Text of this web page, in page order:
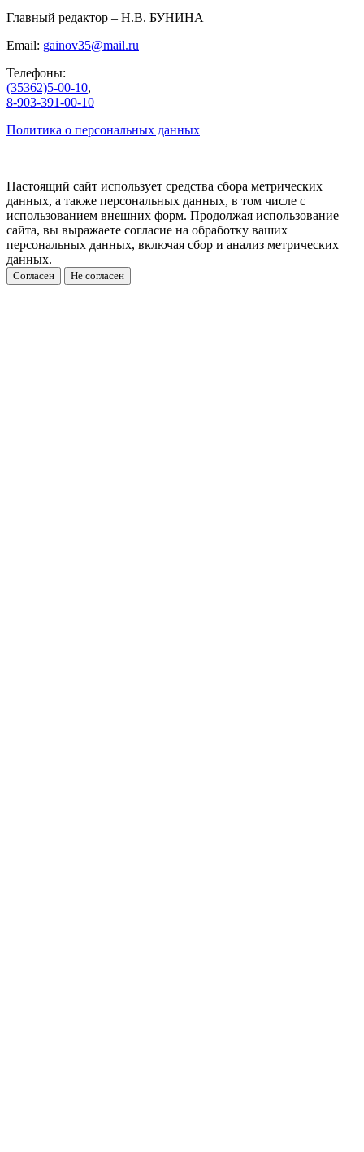
Главный редактор – Н.В. БУНИНА
Email: gainov35@mail.ru
Телефоны:
(35362)5-00-10,
8-903-391-00-10
Политика о персональных данных
Настоящий сайт использует средства сбора метрических
данных, а также персональных данных, в том числе с
использованием внешних форм. Продолжая использование
сайта, вы выражаете согласие на обработку ваших
персональных данных, включая сбор и анализ метрических
данных.
Согласен Не согласен